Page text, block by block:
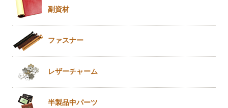
副資材
ファスナー
レザーチャーム
半製品中パーツ